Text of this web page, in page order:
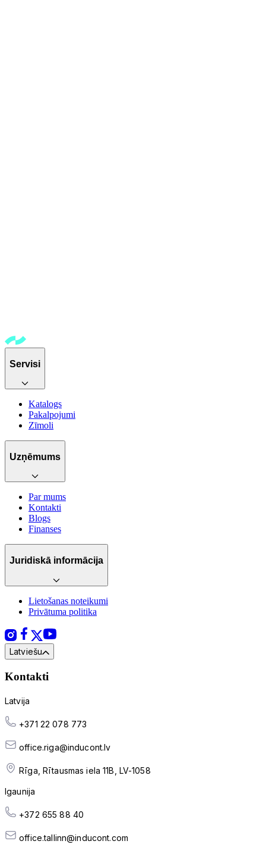
Servisi
Katalogs
Pakalpojumi
Zīmoli
Uzņēmums
Par mums
Kontakti
Blogs
Finanses
Juridiskā informācija
Lietošanas noteikumi
Privātuma politika
Latviešu
Kontakti
Latvija
+371 22 078 773
office.riga@inducont.lv
Rīga, Rītausmas iela 11B, LV-1058
Igaunija
+372 655 88 40
office.tallinn@inducont.com